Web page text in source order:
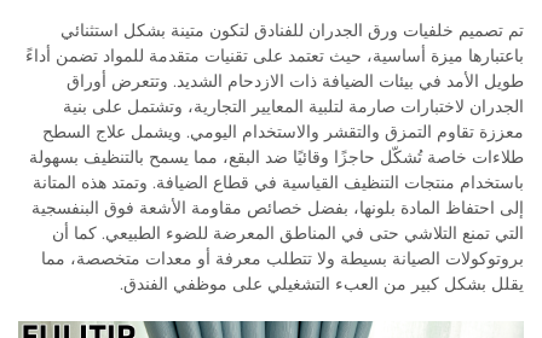
تم تصميم خلفيات ورق الجدران للفنادق لتكون متينة بشكل استثنائي
باعتبارها ميزة أساسية، حيث تعتمد على تقنيات متقدمة للمواد تضمن أداءً
طويل الأمد في بيئات الضيافة ذات الازدحام الشديد. وتتعرض أوراق
الجدران لاختبارات صارمة لتلبية المعايير التجارية، وتشتمل على بنية
معززة تقاوم التمزق والتقشر والاستخدام اليومي. ويشمل علاج السطح
طلاءات خاصة تُشكّل حاجزًا وقائيًا ضد البقع، مما يسمح بالتنظيف بسهولة
باستخدام منتجات التنظيف القياسية في قطاع الضيافة. وتمتد هذه المتانة
إلى احتفاظ المادة بلونها، بفضل خصائص مقاومة الأشعة فوق البنفسجية
التي تمنع التلاشي حتى في المناطق المعرضة للضوء الطبيعي. كما أن
بروتوكولات الصيانة بسيطة ولا تتطلب معرفة أو معدات متخصصة، مما
يقلل بشكل كبير من العبء التشغيلي على موظفي الفندق.